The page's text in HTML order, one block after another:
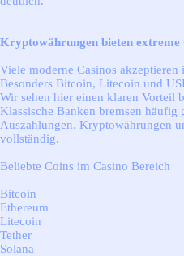
Kryptowährungen bieten extreme
Viele moderne Casinos
Besonders Bitcoin, Litecoin und
Wir sehen hier einen klaren Vorteil
Klassische Banken bremsen häufig
Auszahlungen. Kryptowährungen
vollständig.
Beliebte Coins im Casino Bereich
Bitcoin
Ethereum
Litecoin
Tether
Solana